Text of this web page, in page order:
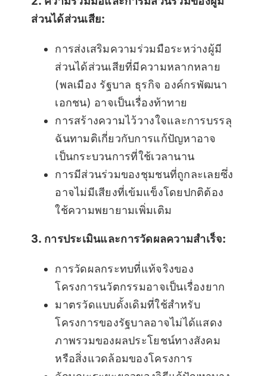
ส่วนได้ส่วนเสีย:
การส่งเสริมความร่วมมือระหว่างผู้มี
ส่วนได้ส่วนเสียที่มีความหลากหลาย
(พลเมือง รัฐบาล ธุรกิจ องค์กรพัฒนา
เอกชน) อาจเป็นเรื่องท้าทาย
การสร้างความไว้วางใจและการบรรลุ
ฉันทามติเกี่ยวกับการแก้ปัญหาอาจ
เป็นกระบวนการที่ใช้เวลานาน
การมีส่วนร่วมของชุมชนที่ถูกละเลยซึ่ง
อาจไม่มีเสียงที่เข้มแข็งโดยปกติต้อง
ใช้ความพยายามเพิ่มเติม
3. การประเมินและการวัดผลความสำเร็จ:
การวัดผลกระทบที่แท้จริงของ
โครงการนวัตกรรมอาจเป็นเรื่องยาก
มาตรวัดแบบดั้งเดิมที่ใช้สำหรับ
โครงการของรัฐบาลอาจไม่ได้แสดง
ภาพรวมของผลประโยชน์ทางสังคม
หรือสิ่งแวดล้อมของโครงการ